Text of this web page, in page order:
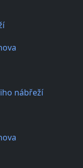
nábřeží